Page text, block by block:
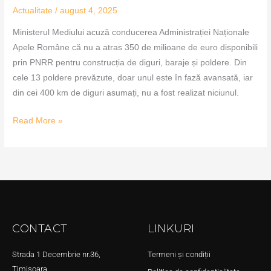
Actualitate /august 4, 2025
Ministerul Mediului acuză conducerea Administrației Naționale
Apele Române că nu a atras 350 de milioane de euro disponibili
prin PNRR pentru construcția de diguri, baraje și poldere. Din
cele 13 poldere prevăzute, doar unul este în fază avansată, iar
din cei 400 km de diguri asumați, nu a fost realizat niciunul.
Read More »
CONTACT
Strada 1 Decembrie nr.36,
Timișoara
LINKURI
Termeni și condiții